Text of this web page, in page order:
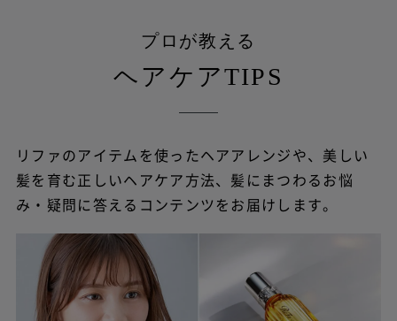
プロが教える
ヘアケアTIPS
リファのアイテムを使ったヘアアレンジや、 美しい
髪を育む正しいヘアケア方法、髪にまつわるお悩
み・疑問に答えるコンテンツをお届けします。